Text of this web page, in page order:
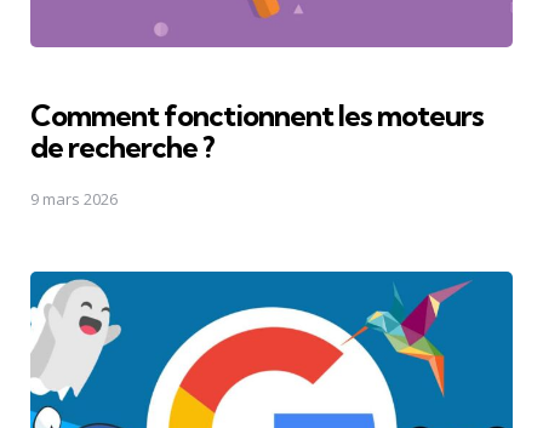
Comment fonctionnent les moteurs
de recherche ?
9 mars 2026